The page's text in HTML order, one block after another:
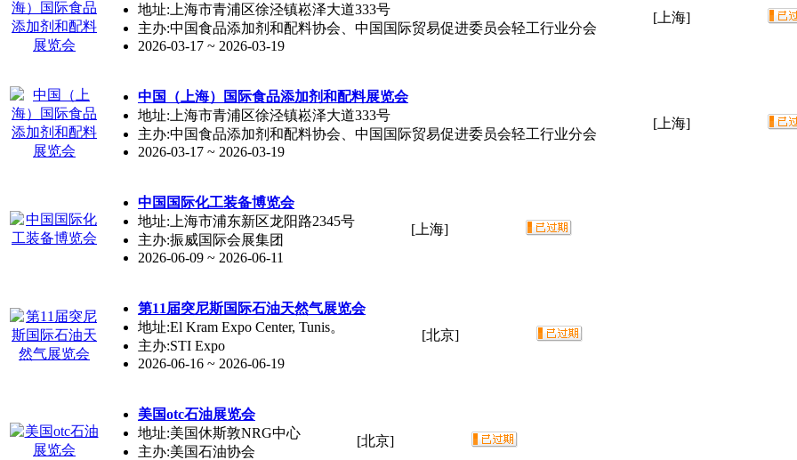
地址:上海市青浦区徐泾镇崧泽大道333号
主办:中国食品添加剂和配料协会、中国国际贸易促进委员会轻工行业分会
2026-03-17 ~ 2026-03-19
[上海]
中国（上海）国际食品添加剂和配料展览会
地址:上海市青浦区徐泾镇崧泽大道333号
主办:中国食品添加剂和配料协会、中国国际贸易促进委员会轻工行业分会
2026-03-17 ~ 2026-03-19
[上海]
中国国际化工装备博览会
地址:上海市浦东新区龙阳路2345号
主办:振威国际会展集团
2026-06-09 ~ 2026-06-11
[上海]
第11届突尼斯国际石油天然气展览会
地址:El Kram Expo Center, Tunis。
主办:STI Expo
2026-06-16 ~ 2026-06-19
[北京]
美国otc石油展览会
地址:美国休斯敦NRG中心
主办:美国石油协会
[北京]